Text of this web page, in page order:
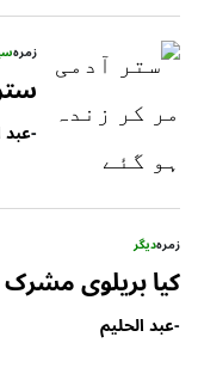
زمرہ
-عبد
زمرہدیگر
کیا بریلوی
-عبد الحلیم